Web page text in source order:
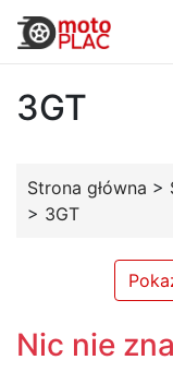
3GT
Strona główna >
> 3GT
Nic nie